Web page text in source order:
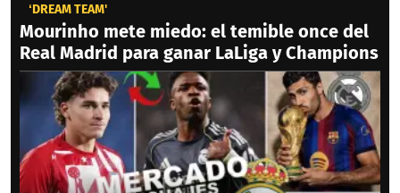
‘DREAM TEAM'
Mourinho mete miedo: el temible once del
Real Madrid para ganar LaLiga y Champions